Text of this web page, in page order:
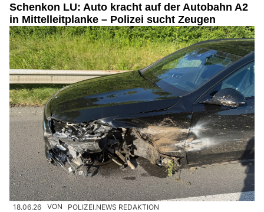
Schenkon LU: Auto kracht auf der Autobahn A2
in Mittelleitplanke – Polizei sucht Zeugen
18.06.26 VON POLIZEI.NEWS REDAKTION